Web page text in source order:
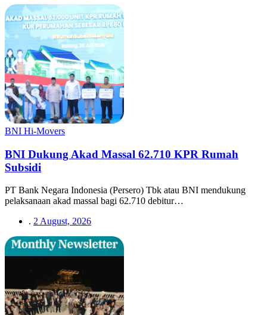
BNI Hi-Movers
BNI Dukung Akad Massal 62.710 KPR Rumah
Subsidi
PT Bank Negara Indonesia (Persero) Tbk atau BNI mendukung
pelaksanaan akad massal bagi 62.710 debitur…
. 2 August, 2026